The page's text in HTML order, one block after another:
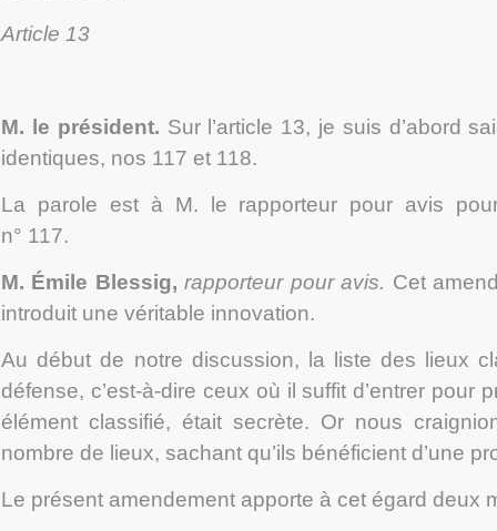
Article 13
M. le président. Sur l’article 13, je suis d’abord
identiques, nos 117 et 118.
La parole est à M. le rapporteur pour avis pour
n° 117.
M. Émile Blessig,rapporteur pour avis. Cet
introduit une véritable innovation.
Au début de notre discussion, la liste des lieux
défense, c’est-à-dire ceux où il suffit d’entrer pour
élément classifié, était secrète. Or nous
nombre de lieux, sachant qu’ils bénéficient d’une
Le présent amendement apporte à cet égard deux